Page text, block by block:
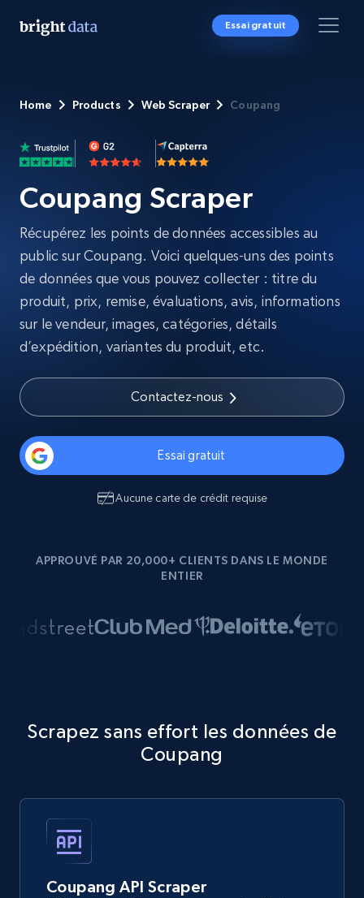
Essai gratuit
Home Products Web Scraper Coupang
Coupang Scraper
Récupérez les points de données accessibles au
public sur Coupang. Voici quelques-uns des points
de données que vous pouvez collecter : titre du
produit, prix, remise, évaluations, avis, informations
sur le vendeur, images, catégories, détails
d’expédition, variantes du produit, etc.
Contactez-nous
Essai gratuit
Aucune carte de crédit requise
APPROUVÉ PAR 20,000+ CLIENTS DANS LE MONDE
ENTIER
Scrapez sans effort les données de
Coupang
Coupang API Scraper